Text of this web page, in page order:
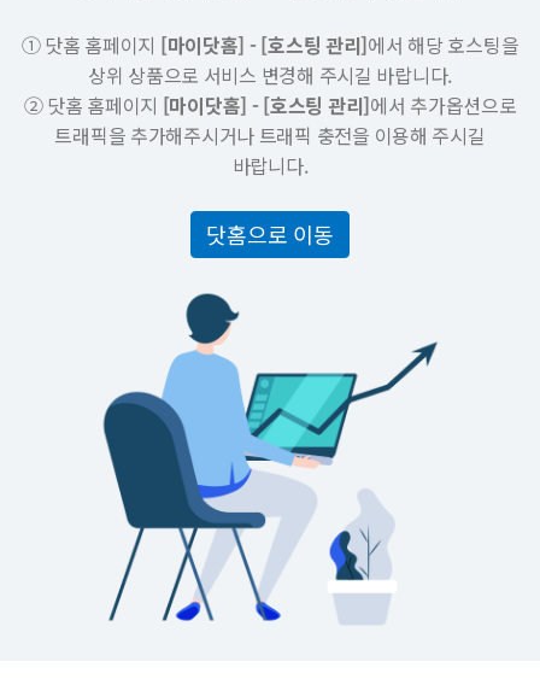
① 닷홈 홈페이지 [마이닷홈] - [호스팅 관리]에서 해당 호스팅을
상위 상품으로 서비스 변경해 주시길 바랍니다.
② 닷홈 홈페이지 [마이닷홈] - [호스팅 관리]에서 추가옵션으로
트래픽을 추가해주시거나 트래픽 충전을 이용해 주시길
바랍니다.
닷홈으로 이동